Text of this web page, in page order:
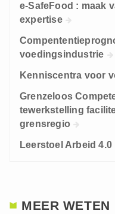
e-SafeFood : maak
expertise
voedingsindustrie
Kenniscentra voor
Grenzeloos
tewerkstelling
grensregio
Leerstoel Arbeid
MEER WETEN